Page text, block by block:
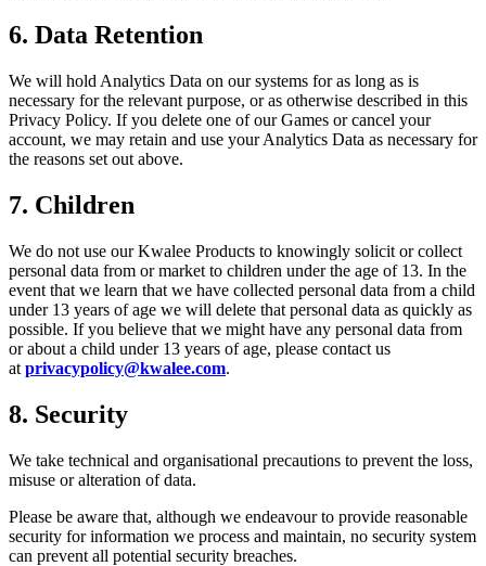
6. Data Retention
We will hold Analytics Data on our systems for as long as is
necessary for the relevant purpose, or as otherwise described in this
Privacy Policy. If you delete one of our Games or cancel your
account, we may retain and use your Analytics Data as necessary for
the reasons set out above.
7. Children
We do not use our Kwalee Products to knowingly solicit or collect
personal data from or market to children under the age of 13. In the
event that we learn that we have collected personal data from a child
under 13 years of age we will delete that personal data as quickly as
possible. If you believe that we might have any personal data from
or about a child under 13 years of age, please contact us
at privacypolicy@kwalee.com.
8. Security
We take technical and organisational precautions to prevent the loss,
misuse or alteration of data.
Please be aware that, although we endeavour to provide reasonable
security for information we process and maintain, no security system
can prevent all potential security breaches.